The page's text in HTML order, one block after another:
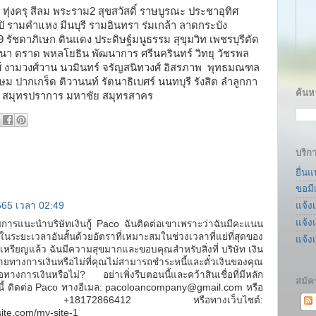
งครุ สีลม พระราม2 สุขสวัสดิ์ ราษบูรณะ ประชาอุทิศ
รามคำแหง มีนบุรี รามอินทรา ร่มเกล้า ลาดกระบัง
รัชดาภิเษก ดินแดง ประดิษฐ์มนูธรรม สุขุมวิท เพชรบุรีตัด
า ตราด พหลโยธิน พัฒนาการ ศรีนครินทร์ วิทยุ วัชรพล
งามวงศ์วาน นวมินทร์ จรัญสนิทวงศ์ อิสรภาพ พุทธมณฑล
ม ปากเกร็ด ติวานนท์ รัตนาธิเบศร์ นนทบุรี รังสิต ลำลูกกา
มุทรปราการ มหาชัย สมุทรสาคร
เวลา 02:49
รแนะนำบริษัทเงินกู้ Paco ฉันติดต่อเขาเพราะว่าฉันมีคะแนน
ระยะเวลาอันสั้นด้วยอัตราที่เหมาะสมในช่วงเวลาที่แย่ที่สุดของ
หรียญแล้ว ฉันมีความสุขมากและขอบคุณสำหรับสิ่งที่ บริษัท เงิน
งการเงินหรือไม่ที่คุณไม่สามารถชำระหนี้และตั๋วเงินของคุณ
างการเงินหรือไม่? อย่าเพิ่งรีบตอนนี้และคว้าสินเชื่อที่มีหลัก
ดต่อ Paco ทางอีเมล: pacoloancompany@gmail.com หรือ
+18172866412 หรือทางเว็บไซต์:
my-site-1
ค้นห
บริก
ยื่นแ
ขอมี
แจ้ง
แจ้ง
แจ้ง
สมัค